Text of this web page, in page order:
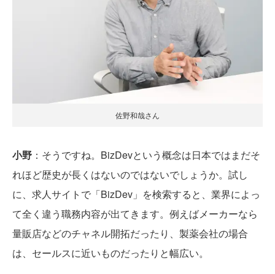
佐野和哉さん
小野 ：そうですね。BizDevという概念は日本ではまだそ
れほど歴史が長くはないのではないでしょうか。試し
に、求人サイトで「BizDev」を検索すると、業界によっ
て全く違う職務内容が出てきます。例えばメーカーなら
量販店などのチャネル開拓だったり、製薬会社の場合
は、セールスに近いものだったりと幅広い。